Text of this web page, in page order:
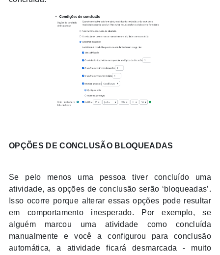
OPÇÕES DE CONCLUSÃO BLOQUEADAS
Se pelo menos uma pessoa tiver concluído uma
atividade, as opções de conclusão serão ‘bloqueadas’.
Isso ocorre porque alterar essas opções pode resultar
em comportamento inesperado. Por exemplo, se
alguém marcou uma atividade como concluída
manualmente e você a configurou para conclusão
automática, a atividade ficará desmarcada - muito